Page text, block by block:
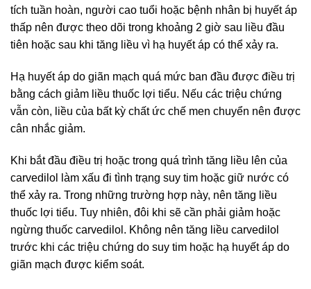
tích tuần hoàn, người cao tuổi hoặc bệnh nhân bị huyết áp
thấp nên được theo dõi trong khoảng 2 giờ sau liều đầu
tiên hoặc sau khi tăng liều vì hạ huyết áp có thể xảy ra.
Hạ huyết áp do giãn mạch quá mức ban đầu được điều trị
bằng cách giảm liều thuốc lợi tiểu. Nếu các triệu chứng
vẫn còn, liều của bất kỳ chất ức chế men chuyển nên được
cân nhắc giảm.
Khi bắt đầu điều trị hoặc trong quá trình tăng liều lên của
carvedilol làm xấu đi tình trạng suy tim hoặc giữ nước có
thể xảy ra. Trong những trường hợp này, nên tăng liều
thuốc lợi tiểu. Tuy nhiên, đôi khi sẽ cần phải giảm hoặc
ngừng thuốc carvedilol. Không nên tăng liều carvedilol
trước khi các triệu chứng do suy tim hoặc hạ huyết áp do
giãn mạch được kiểm soát.